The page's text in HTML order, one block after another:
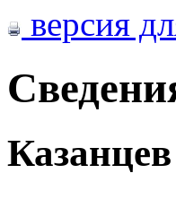
версия